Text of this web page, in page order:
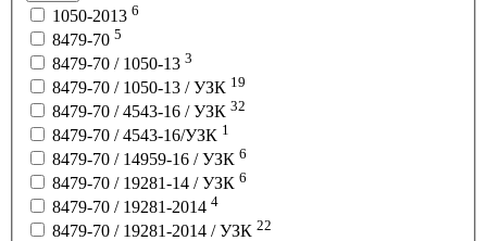
1050-2013 6
8479-70 5
8479-70 / 1050-13 3
8479-70 / 1050-13 / УЗК 19
8479-70 / 4543-16 / УЗК 32
8479-70 / 4543-16/УЗК 1
8479-70 / 14959-16 / УЗК 6
8479-70 / 19281-14 / УЗК 6
8479-70 / 19281-2014 4
8479-70 / 19281-2014 / УЗК 22